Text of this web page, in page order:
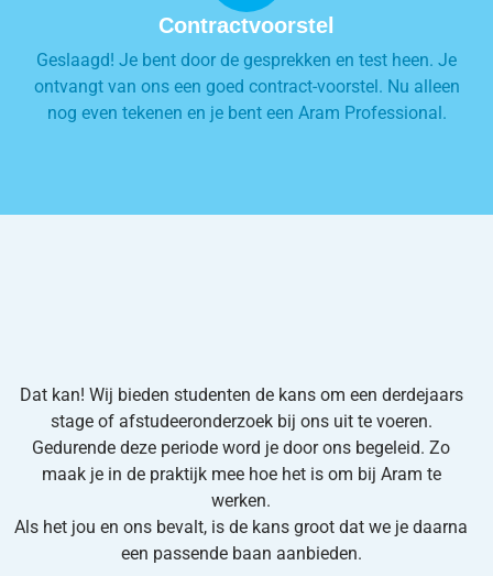
Contractvoorstel
Geslaagd! Je bent door de gesprekken en test heen. Je
ontvangt van ons een goed contract-voorstel. Nu alleen
nog even tekenen en je bent een Aram Professional.
Dat kan! Wij bieden studenten de kans om een derdejaars
stage of afstudeeronderzoek bij ons uit te voeren.
Gedurende deze periode word je door ons begeleid. Zo
maak je in de praktijk mee hoe het is om bij Aram te
werken.
Als het jou en ons bevalt, is de kans groot dat we je daarna
een passende baan aanbieden.